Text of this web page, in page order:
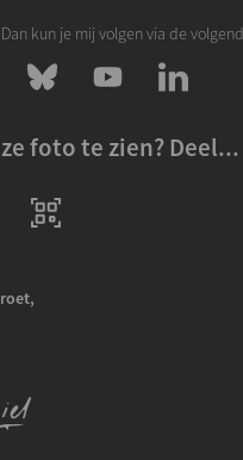
kun je mij volgen via de
foto te zien? Deel...